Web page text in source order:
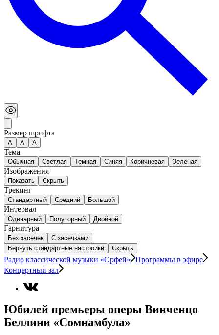
Размер шрифта
А A A
Тема
Обычная Светлая Темная Синяя Коричневая Зеленая
Изображения
Показать Скрыть
Трекинг
Стандартный Средний Большой
Интервал
Одинарный Полуторный Двойной
Гарнитура
Без засечек
С засечками
Вернуть стандартные настройки
Скрыть
Радио классической музыки «Орфей»
Программы в эфире
Концертный зал
Юбилей премьеры оперы Винченцо
Беллини «Сомнамбула»